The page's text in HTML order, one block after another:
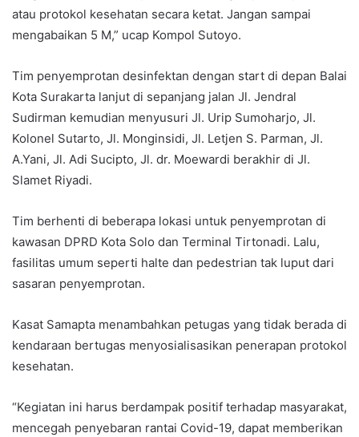
atau protokol kesehatan secara ketat. Jangan sampai
mengabaikan 5 M,” ucap Kompol Sutoyo.
Tim penyemprotan desinfektan dengan start di depan Balai
Kota Surakarta lanjut di sepanjang jalan Jl. Jendral
Sudirman kemudian menyusuri Jl. Urip Sumoharjo, Jl.
Kolonel Sutarto, Jl. Monginsidi, Jl. Letjen S. Parman, Jl.
A.Yani, Jl. Adi Sucipto, Jl. dr. Moewardi berakhir di Jl.
Slamet Riyadi.
Tim berhenti di beberapa lokasi untuk penyemprotan di
kawasan DPRD Kota Solo dan Terminal Tirtonadi. Lalu,
fasilitas umum seperti halte dan pedestrian tak luput dari
sasaran penyemprotan.
Kasat Samapta menambahkan petugas yang tidak berada di
kendaraan bertugas menyosialisasikan penerapan protokol
kesehatan.
“Kegiatan ini harus berdampak positif terhadap masyarakat,
mencegah penyebaran rantai Covid-19, dapat memberikan